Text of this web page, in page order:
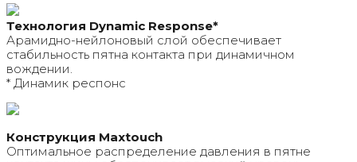
Технология Dynamic Response*
Арамидно-нейлоновый слой обеспечивает
стабильность пятна контакта при динамичном
вождении.
* Динамик респонс
Конструкция Maxtouch
Оптимальное распределение давления в пятне